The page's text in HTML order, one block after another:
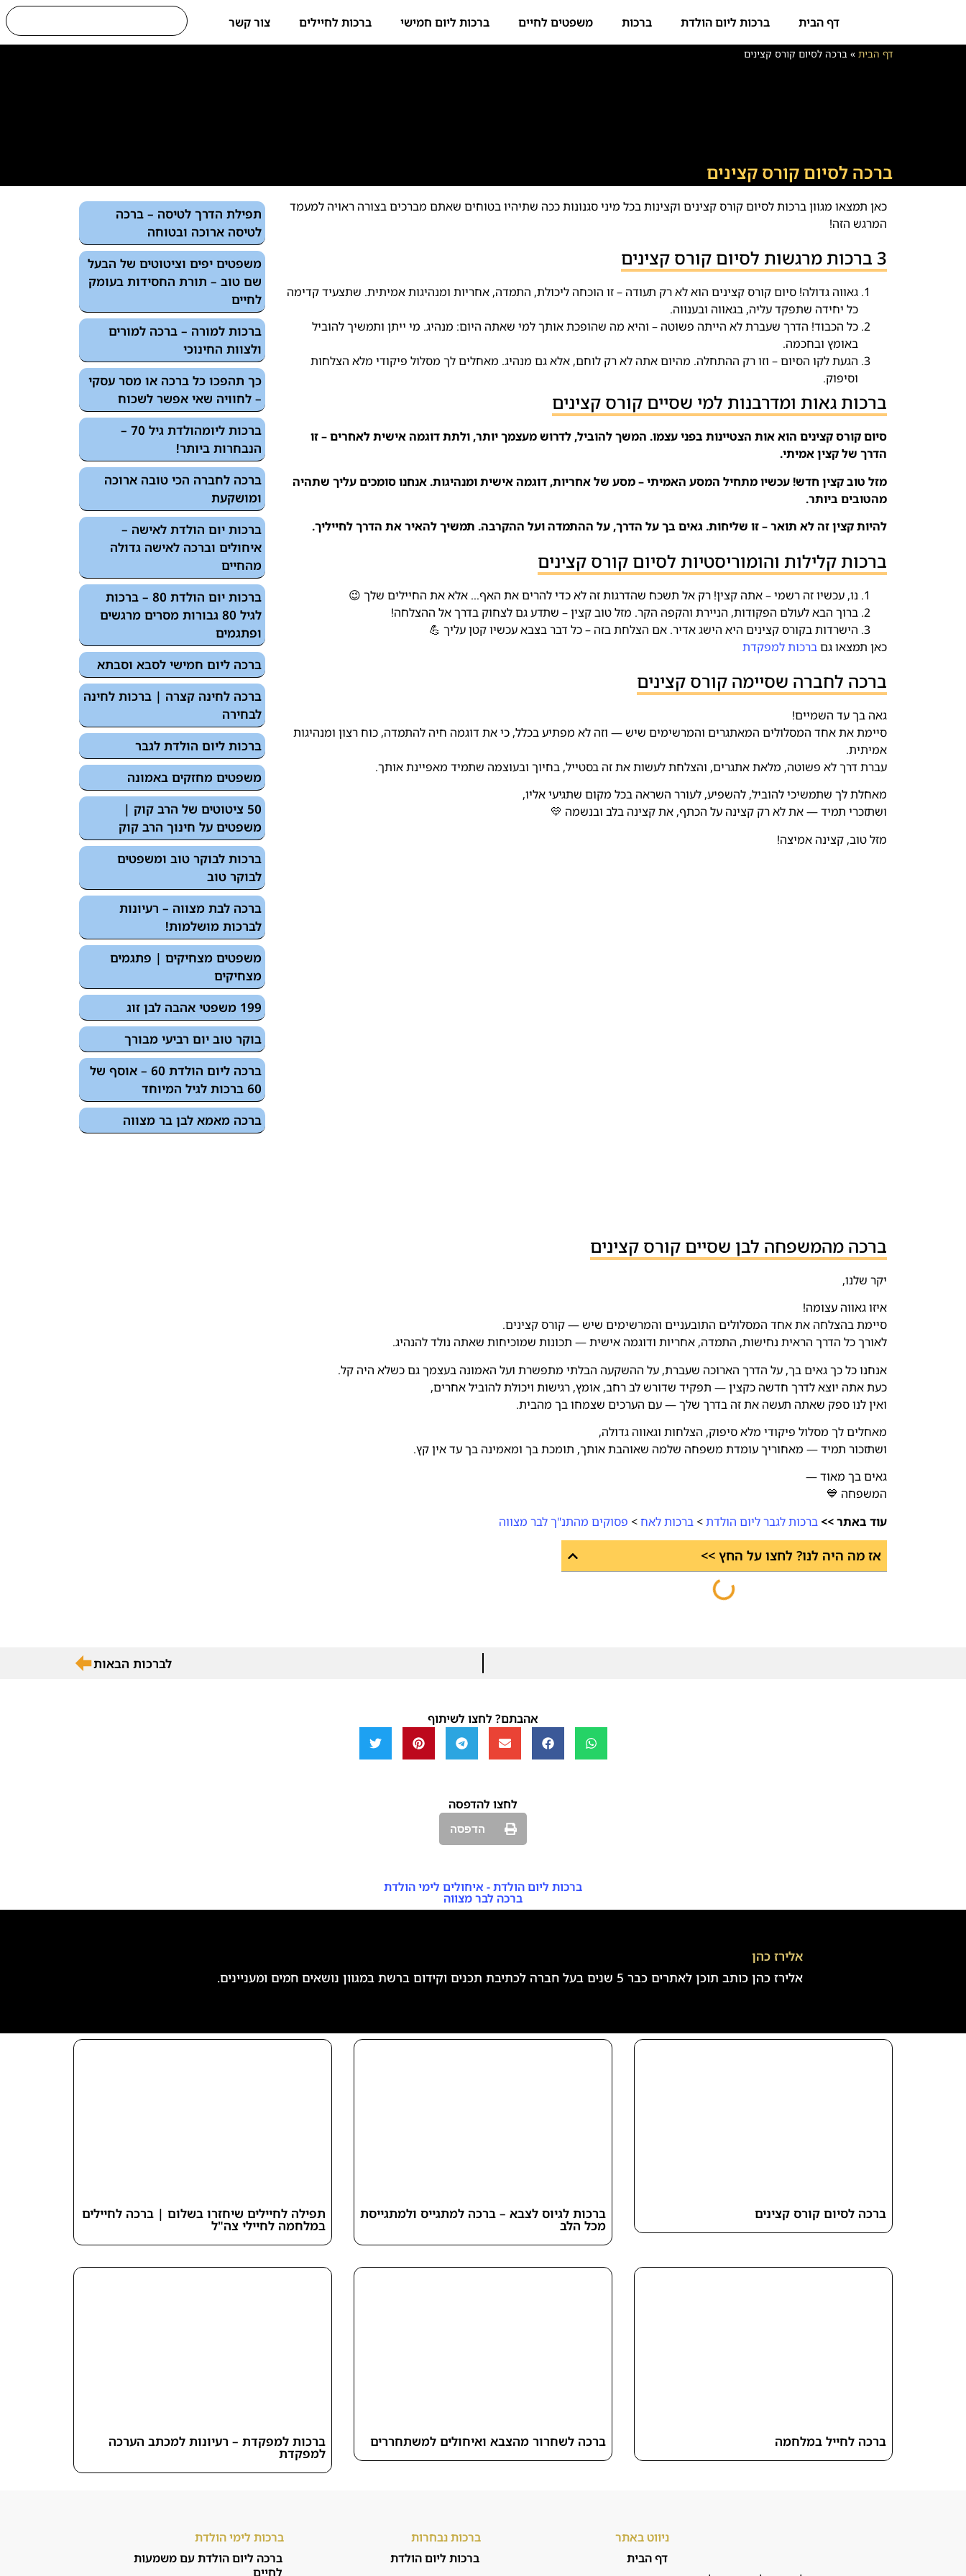
דף הבית ברכות ליום הולדת ברכות משפטים לחיים ברכות ליום חמישי ברכות לחיילים צור קשר
דף הבית » ברכה לסיום קורס קצינים
ברכה לסיום קורס קצינים
כאן תמצאו מגוון ברכות לסיום קורס קצינים וקצינות בכל מיני סגנונות ככה שתיהיו בטוחים שאתם מברכים בצורה ראויה למעמד
המרגש הזה!
3 ברכות מרגשות לסיום קורס קצינים
גאווה גדולה! סיום קורס קצינים הוא לא רק תעודה – זו הוכחה ליכולת, התמדה, אחריות ומנהיגות אמיתית. שתצעיד קדימה
כל יחידה שתפקד עליה, בגאווה ובענווה.
כל הכבוד! הדרך שעברת לא הייתה פשוטה – והיא מה שהופכת אותך למי שאתה היום: מנהיג. מי ייתן ותמשיך להוביל
באומץ ובחכמה.
הגעת לקו הסיום – וזו רק ההתחלה. מהיום אתה לא רק לוחם, אלא גם מנהיג. מאחלים לך מסלול פיקודי מלא הצלחות
וסיפוק.
ברכות גאות ומדרבנות למי שסיים קורס קצינים
סיום קורס קצינים הוא אות הצטיינות בפני עצמו. המשך להוביל, לדרוש מעצמך יותר, ולתת דוגמה אישית לאחרים – זו
הדרך של קצין אמיתי.
מזל טוב קצין חדש! עכשיו מתחיל המסע האמיתי – מסע של אחריות, דוגמה אישית ומנהיגות. אנחנו סומכים עליך שתהיה
מהטובים ביותר.
להיות קצין זה לא תואר – זו שליחות. גאים בך על הדרך, על ההתמדה ועל ההקרבה. תמשיך להאיר את הדרך לחייליך.
ברכות קלילות והומוריסטיות לסיום קורס קצינים
נו, עכשיו זה רשמי – אתה קצין! רק אל תשכח שהדרגות זה לא כדי להרים את האף… אלא את החיילים שלך 😉
ברוך הבא לעולם הפקודות, הניירת והקפה הקר. מזל טוב קצין – שתדע גם לצחוק בדרך אל ההצלחה!
הישרדות בקורס קצינים היא הישג אדיר. אם הצלחת בזה – כל דבר בצבא עכשיו קטן עליך 💪
כאן תמצאו גםברכות למפקדת
ברכה לחברה שסיימה קורס קצינים
גאה בך עד השמיים!
סיימת את אחד המסלולים המאתגרים והמרשימים שיש — וזה לא מפתיע בכלל, כי את דוגמה חיה להתמדה, כוח רצון ומנהיגות
אמיתית.
עברת דרך לא פשוטה, מלאת אתגרים, והצלחת לעשות את זה בסטייל, בחיוך ובעוצמה שתמיד מאפיינת אותך.
מאחלת לך שתמשיכי להוביל, להשפיע, לעורר השראה בכל מקום שתגיעי אליו,
ושתזכרי תמיד — את לא רק קצינה על הכתף, את קצינה בלב ובנשמה 💛
מזל טוב, קצינה אמיצה!
ברכה מהמשפחה לבן שסיים קורס קצינים
יקר שלנו,
איזו גאווה עצומה!
סיימת בהצלחה את אחד המסלולים התובעניים והמרשימים שיש — קורס קצינים.
לאורך כל הדרך הראית נחישות, התמדה, אחריות ודוגמה אישית — תכונות שמוכיחות שאתה נולד להנהיג.
אנחנו כל כך גאים בך, על הדרך הארוכה שעברת, על ההשקעה הבלתי מתפשרת ועל האמונה בעצמך גם כשלא היה קל.
כעת אתה יוצא לדרך חדשה כקצין — תפקיד שדורש לב רחב, אומץ, רגישות ויכולת להוביל אחרים,
ואין לנו ספק שאתה תעשה את זה בדרך שלך — עם הערכים שצמחו בך מהבית.
מאחלים לך מסלול פיקודי מלא סיפוק, הצלחות וגאווה גדולה,
ושתזכור תמיד — מאחוריך עומדת משפחה שלמה שאוהבת אותך, תומכת בך ומאמינה בך עד אין קץ.
גאים בך מאוד —
המשפחה 💙
עוד באתר >>ברכות לגבר ליום הולדת>ברכות לאח> פסוקים מהתנ"ך לבר מצווה
אז מה היה לנו? לחצו על החץ >>
תפילת הדרך לטיסה – ברכה
לטיסה ארוכה ובטוחה
משפטים יפים וציטוטים של הבעל
שם טוב – תורת החסידות בעומק
לחיים
ברכות למורה – ברכה למורים
ולצוות החינוכי
כך תהפכו כל ברכה או מסר עסקי
– לחוויה שאי אפשר לשכוח
ברכות ליומהולדת גיל 70 –
הנבחרות ביותר!
ברכה לחברה הכי טובה ארוכה
ומושקעת
ברכות יום הולדת לאישה –
איחולים וברכה לאישה גדולה
מהחיים
ברכות יום הולדת 80 – ברכות
לגיל 80 גבורות מסרים מרגשים
ופתגמים
ברכה ליום חמישי לסבא וסבתא
ברכה לחינה קצרה | ברכות לחינה
לבחירה
ברכות ליום הולדת לגבר
משפטים מחזקים באמונה
50 ציטוטים של הרב קוק |
משפטים על חינוך הרב קוק
ברכות לבוקר טוב ומשפטים
לבוקר טוב
ברכה לבת מצווה – רעיונות
לברכות מושלמות!
משפטים מצחיקים | פתגמים
מצחיקים
199 משפטי אהבה לבן זוג
בוקר טוב יום רביעי מבורך
ברכה ליום הולדת 60 – אוסף של
60 ברכות לגיל המיוחד
ברכה מאמא לבן בר מצווה
לברכות הבאות
אהבתם? לחצו לשיתוף
לחצו להדפסה
הדפסה
ברכות ליום הולדת - איחולים לימי הולדת
ברכה לבר מצווה
אלירז כהן
אלירז כהן כותב תוכן לאתרים כבר 5 שנים בעל חברה לכתיבת תכנים וקידום ברשת במגוון נושאים חמים ומעניינים.
ברכה לסיום קורס קצינים ברכות לגיוס לצבא – ברכה למתגייס ולמתגייסת
מכל הלב
תפילה לחיילים שיחזרו בשלום | ברכה לחיילים
במלחמה לחיילי צה"ל
ברכה לחייל במלחמה ברכה לשחרור מהצבא ואיחולים למשתחררים ברכות למפקדת – רעיונות למכתב הערכה
למפקדת
ניווט באתר
דף הבית
ברכות נבחרות
ברכות ליום הולדת
ברכות לימי הולדת
ברכה ליום הולדת עם משמעות
לחיים